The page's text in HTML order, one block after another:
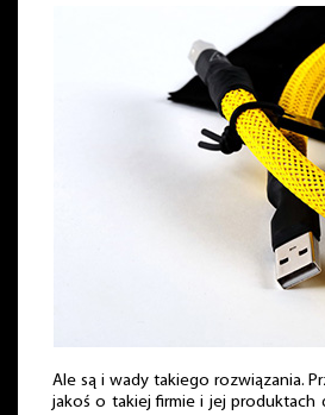
Ale są i wady takiego rozwiązania.
jakoś o takiej firmie i jej produktach